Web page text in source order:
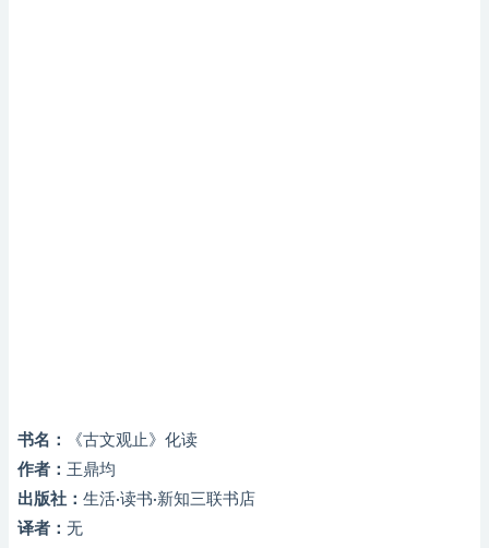
书名：
《古文观止》化读
作者： 王鼎均
出版社： 生活·读书·新知三联书店
译者： 无